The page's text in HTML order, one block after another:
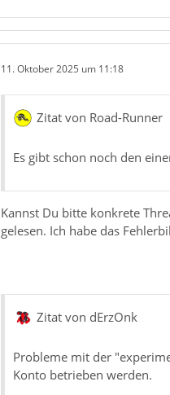
11. Oktober 2025 um 11:18
Zitat von Road-Runner
Es gibt schon noch den
Kannst Du bitte konkrete
gelesen. Ich habe das
Zitat von dErzOnk
Probleme mit der
Konto betrieben werden.